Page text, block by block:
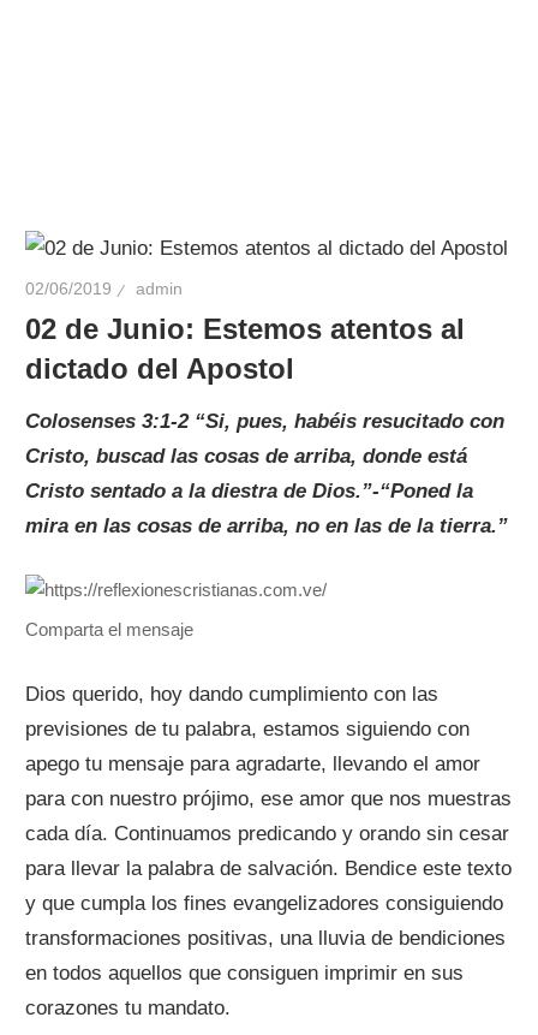
02/06/2019 admin
02 de Junio: Estemos atentos al
dictado del Apostol
Colosenses 3:1-2 “Si, pues, habéis resucitado con
Cristo, buscad las cosas de arriba, donde está
Cristo sentado a la diestra de Dios.”-“Poned la
mira en las cosas de arriba, no en las de la tierra.”
Comparta el mensaje
Dios querido, hoy dando cumplimiento con las
previsiones de tu palabra, estamos siguiendo con
apego tu mensaje para agradarte, llevando el amor
para con nuestro prójimo, ese amor que nos muestras
cada día. Continuamos predicando y orando sin cesar
para llevar la palabra de salvación. Bendice este texto
y que cumpla los fines evangelizadores consiguiendo
transformaciones positivas, una lluvia de bendiciones
en todos aquellos que consiguen imprimir en sus
corazones tu mandato.